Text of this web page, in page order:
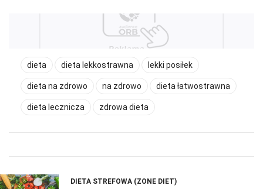
dieta dieta lekkostrawna lekki posiłek
dieta na zdrowo na zdrowo dieta łatwostrawna
dieta lecznicza zdrowa dieta
DIETA STREFOWA (ZONE DIET)